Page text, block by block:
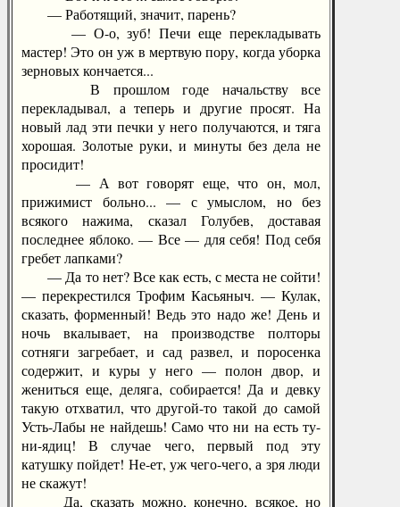
— Работящий, значит, парень?
— О-о, зуб! Печи еще перекладывать
мастер! Это он уж в мертвую пору, когда уборка
зерновых кончается...
В прошлом годе начальству все
перекладывал, а теперь и другие просят. На
новый лад эти печки у него получаются, и тяга
хорошая. Золотые руки, и минуты без дела не
просидит!
— А вот говорят еще, что он, мол,
прижимист больно... — с умыслом, но без
всякого нажима, сказал Голубев, доставая
последнее яблоко. — Все — для себя! Под себя
гребет лапками?
— Да то нет? Все как есть, с места не сойти!
— перекрестился Трофим Касьяныч. — Кулак,
сказать, форменный! Ведь это надо же! День и
ночь вкалывает, на производстве полторы
сотняги загребает, и сад развел, и поросенка
содержит, и куры у него — полон двор, и
жениться еще, деляга, собирается! Да и девку
такую отхватил, что другой-то такой до самой
Усть-Лабы не найдешь! Само что ни на есть ту-
ни-ядиц! В случае чего, первый под эту
катушку пойдет! Не-ет, уж чего-чего, а зря люди
не скажут!
Да, сказать можно, конечно, всякое, но